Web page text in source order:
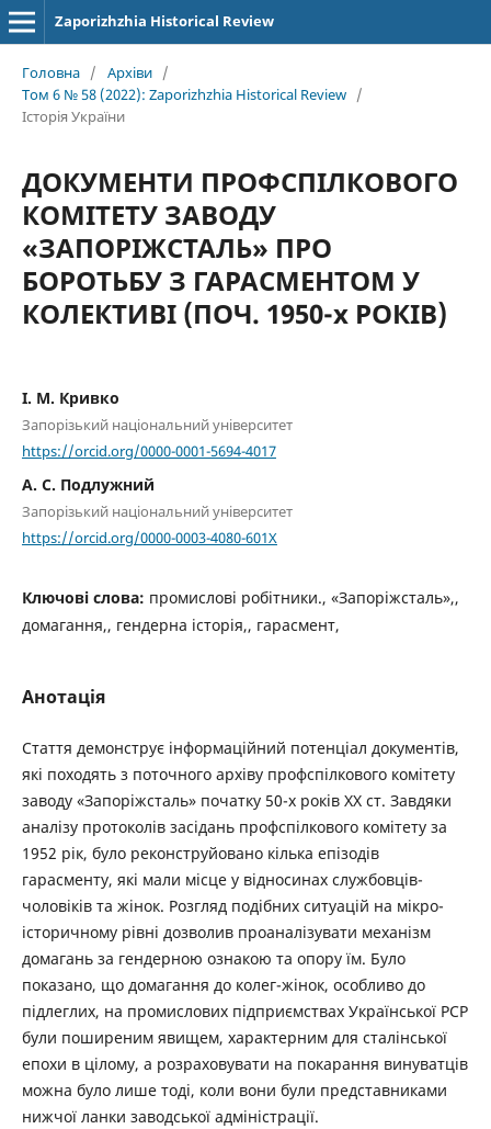
Zaporizhzhia Historical Review
Головна / Архіви /
Том 6 № 58 (2022): Zaporizhzhia Historical Review /
Історія України
ДОКУМЕНТИ ПРОФСПІЛКОВОГО
КОМІТЕТУ ЗАВОДУ
«ЗАПОРІЖСТАЛЬ» ПРО
БОРОТЬБУ З ГАРАСМЕНТОМ У
КОЛЕКТИВІ (ПОЧ. 1950-x РОКІВ)
І. М. Кривко
Запорізький національний університет
https://orcid.org/0000-0001-5694-4017
А. C. Подлужний
Запорізький національний університет
https://orcid.org/0000-0003-4080-601X
Ключові слова: промислові робітники., «Запоріжсталь»,,
домагання,, гендерна історія,, гарасмент,
Анотація
Стаття демонструє інформаційний потенціал документів,
які походять з поточного архіву профспілкового комітету
заводу «Запоріжсталь» початку 50-х років ХХ ст. Завдяки
аналізу протоколів засідань профспілкового комітету за
1952 рік, було реконструйовано кілька епізодів
гарасменту, які мали місце у відносинах службовців-
чоловіків та жінок. Розгляд подібних ситуацій на мікро-
історичному рівні дозволив проаналізувати механізм
домагань за гендерною ознакою та опору їм. Було
показано, що домагання до колег-жінок, особливо до
підлеглих, на промислових підприємствах Української РСР
були поширеним явищем, характерним для сталінської
епохи в цілому, а розраховувати на покарання винуватців
можна було лише тоді, коли вони були представниками
нижчої ланки заводської адміністрації.